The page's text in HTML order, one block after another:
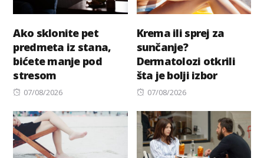
Ako sklonite pet
predmeta iz stana,
bićete manje pod
stresom
Posted
07/08/2026
Krema ili sprej za
sunčanje?
Dermatolozi otkrili
šta je bolji izbor
Posted
07/08/2026